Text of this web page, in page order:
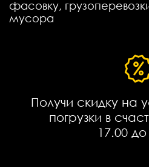
фасовку,
мусора
Получи скидку на
погрузки в
17.00